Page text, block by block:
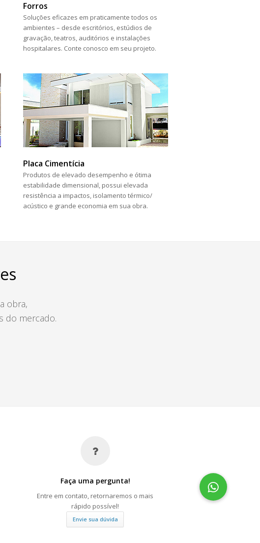
Forros
Soluções eficazes em praticamente todos os
ambientes – desde escritórios, estúdios de
gravação, teatros, auditórios e instalações
hospitalares. Conte conosco em seu projeto.
Placa Cimentícia
Produtos de elevado desempenho e ótima
estabilidade dimensional, possui elevada
resistência a impactos, isolamento térmico/
acústico e grande economia em sua obra.
obra,
do mercado.
Faça uma pergunta!
Entre em contato, retornaremos o mais
rápido possível!
Envie sua dúvida